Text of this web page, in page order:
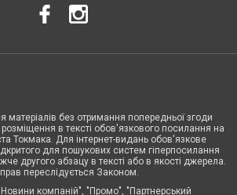
матеріалів без отримання попередньої згоди
в тексті обов'язкового посилання на
Токмака. Для інтернет-видань обов'язкове
для пошукових систем гіперпосилання
другого абзацу в тексті або в якості джерела.
переслідується Законом.
компаній", "Промо", "Партнерський